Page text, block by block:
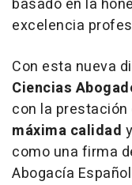
basado en la
excelencia
Con esta nueva
Ciencias
con la prestación
máxima calidad
como una firma
Abogacía